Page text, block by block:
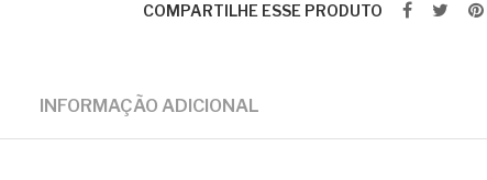
COMPARTILHE ESSE PRODUTO
INFORMAÇÃO ADICIONAL